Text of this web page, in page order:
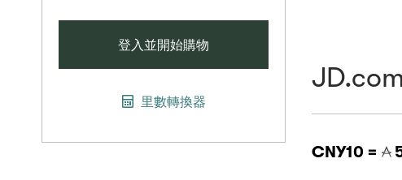
登入並開始購物
里數轉換器
JD.com
CNY10 =